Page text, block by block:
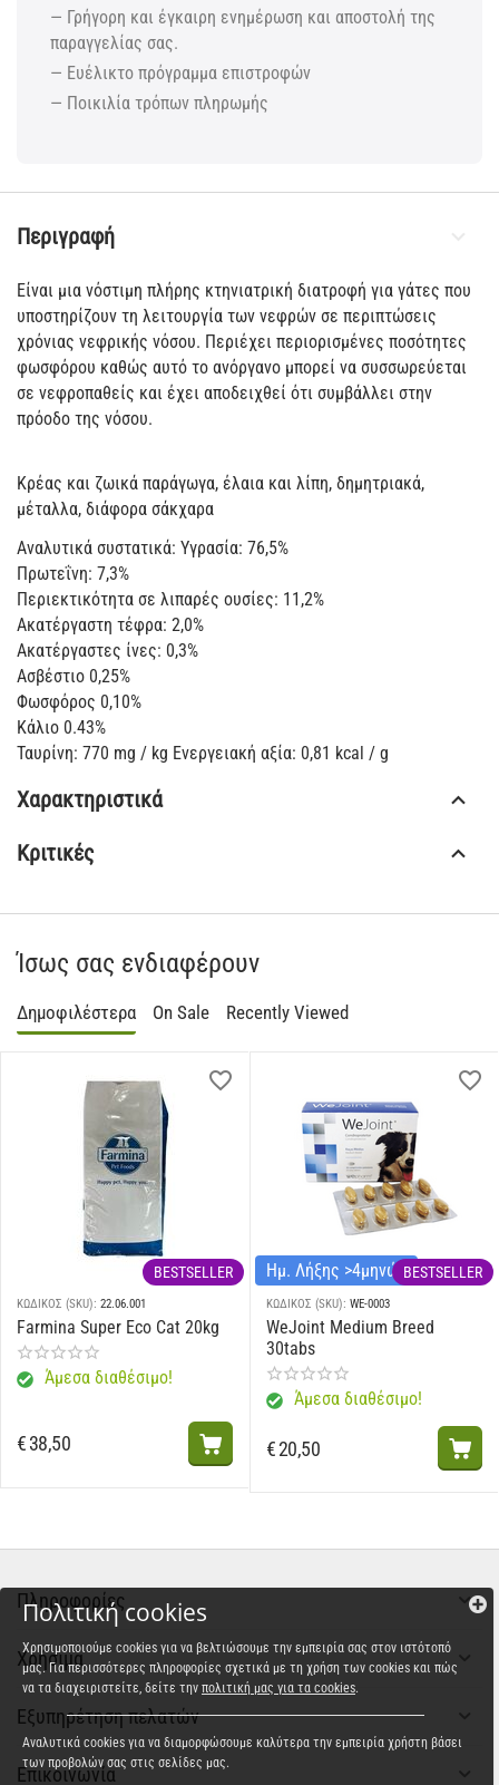
— Γρήγορη και έγκαιρη ενημέρωση και αποστολή της
παραγγελίας σας.
— Ευέλικτο πρόγραμμα επιστροφών
— Ποικιλία τρόπων πληρωμής
Περιγραφή
Είναι μια νόστιμη πλήρης κτηνιατρική διατροφή για γάτες που
υποστηρίζουν τη λειτουργία των νεφρών σε περιπτώσεις
χρόνιας νεφρικής νόσου. Περιέχει περιορισμένες ποσότητες
φωσφόρου καθώς αυτό το ανόργανο μπορεί να συσσωρεύεται
σε νεφροπαθείς και έχει αποδειχθεί ότι συμβάλλει στην
πρόοδο της νόσου.
Κρέας και ζωικά παράγωγα, έλαια και λίπη, δημητριακά,
μέταλλα, διάφορα σάκχαρα
Αναλυτικά συστατικά: Υγρασία: 76,5%
Πρωτεΐνη: 7,3%
Περιεκτικότητα σε λιπαρές ουσίες: 11,2%
Ακατέργαστη τέφρα: 2,0%
Ακατέργαστες ίνες: 0,3%
Ασβέστιο 0,25%
Φωσφόρος 0,10%
Κάλιο 0.43%
Ταυρίνη: 770 mg / kg Ενεργειακή αξία: 0,81 kcal / g
Χαρακτηριστικά
Κριτικές
Ίσως σας ενδιαφέρουν
Δημοφιλέστερα On Sale Recently Viewed
BESTSELLER
ΚΩΔΙΚΟΣ (SKU): 22.06.001
Farmina Super Eco Cat 20kg
Άμεσα διαθέσιμο!
€38,50
Ημ. Λήξης >4μηνώνBESTSELLER
ΚΩΔΙΚΟΣ (SKU): WE-0003
WeJoint Medium Breed
30tabs
Άμεσα διαθέσιμο!
€20,50
Πληροφορίες
Χρήσιμα
Εξυπηρέτηση πελατών
Επικοινωνία
Πολιτική cookies
Χρησιμοποιούμε cookies για να βελτιώσουμε την εμπειρία σας στον ιστότοπό
μας. Για περισσότερες πληροφορίες σχετικά με τη χρήση των cookies και πώς
να τα διαχειριστείτε, δείτε την πολιτική μας για τα cookies.
Αναλυτικά cookies για να διαμορφώσουμε καλύτερα την εμπειρία χρήστη βάσει
των προβολών σας στις σελίδες μας.